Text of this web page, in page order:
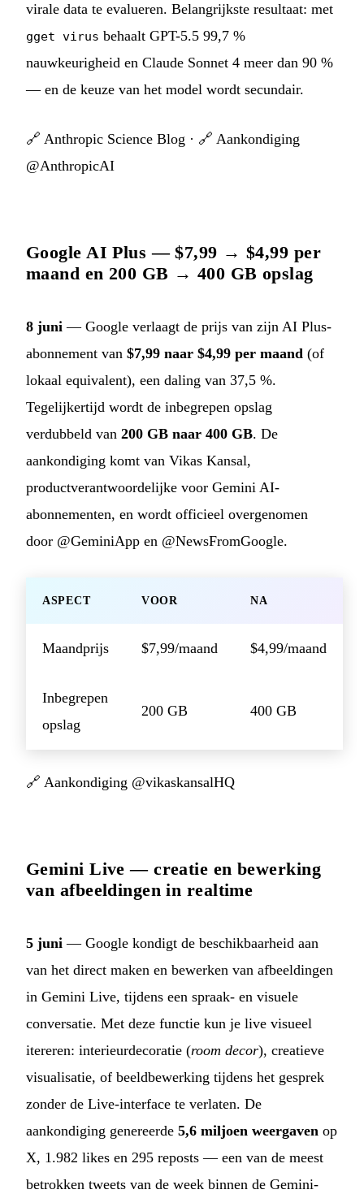
virale data te evalueren. Belangrijkste resultaat: met
gget virus behaalt GPT-5.5 99,7 %
nauwkeurigheid en Claude Sonnet 4 meer dan 90 %
— en de keuze van het model wordt secundair.
🔗 Anthropic Science Blog · 🔗 Aankondiging
@AnthropicAI
Google AI Plus — $7,99 → $4,99 per
maand en 200 GB → 400 GB opslag
8 juni — Google verlaagt de prijs van zijn AI Plus-
abonnement van $7,99 naar $4,99 per maand (of
lokaal equivalent), een daling van 37,5 %.
Tegelijkertijd wordt de inbegrepen opslag
verdubbeld van 200 GB naar 400 GB. De
aankondiging komt van Vikas Kansal,
productverantwoordelijke voor Gemini AI-
abonnementen, en wordt officieel overgenomen
door @GeminiApp en @NewsFromGoogle.
ASPECT VOOR NA
Maandprijs $7,99/maand $4,99/maand
Inbegrepen
opslag
200 GB 400 GB
🔗 Aankondiging @vikaskansalHQ
Gemini Live — creatie en bewerking
van afbeeldingen in realtime
5 juni — Google kondigt de beschikbaarheid aan
van het direct maken en bewerken van afbeeldingen
in Gemini Live, tijdens een spraak- en visuele
conversatie. Met deze functie kun je live visueel
itereren: interieurdecoratie (room decor), creatieve
visualisatie, of beeldbewerking tijdens het gesprek
zonder de Live-interface te verlaten. De
aankondiging genereerde 5,6 miljoen weergaven op
X, 1.982 likes en 295 reposts — een van de meest
betrokken tweets van de week binnen de Gemini-